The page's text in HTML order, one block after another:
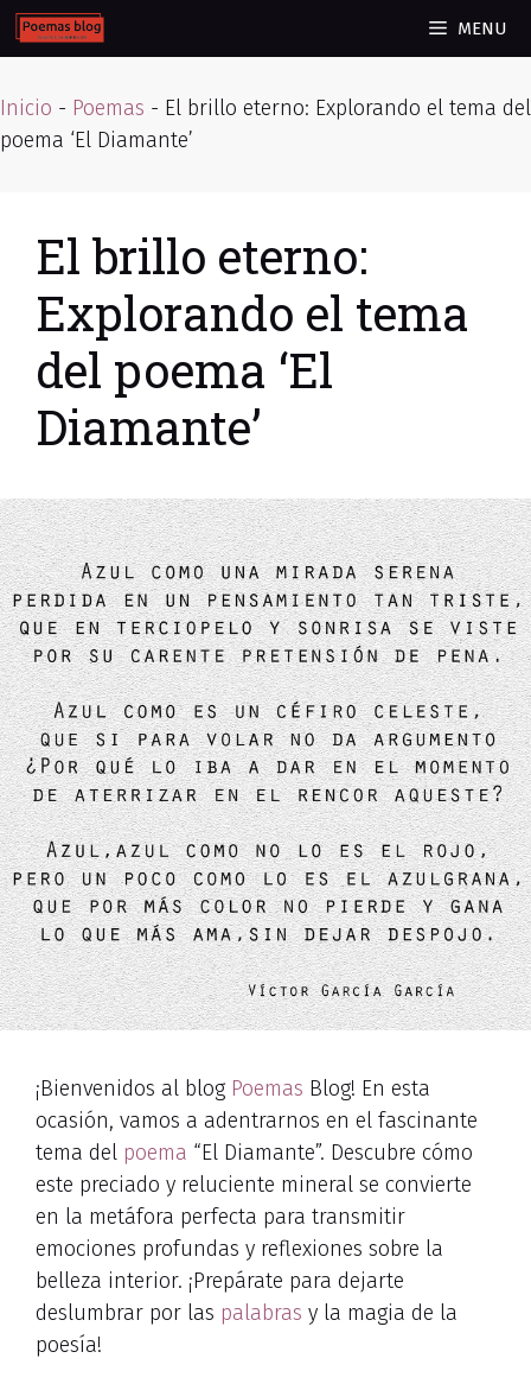
Skip
to
MENU
Inicio - Poemas - El brillo eterno: Explorando el tema del
poema ‘El Diamante’
El brillo eterno:
Explorando el tema
del poema ‘El
Diamante’
¡Bienvenidos al blog Poemas Blog! En esta
ocasión, vamos a adentrarnos en el fascinante
tema del poema “El Diamante”. Descubre cómo
este preciado y reluciente mineral se convierte
en la metáfora perfecta para transmitir
emociones profundas y reflexiones sobre la
belleza interior. ¡Prepárate para dejarte
deslumbrar por las palabras y la magia de la
poesía!